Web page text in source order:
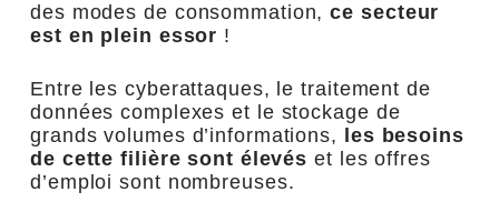
des modes de consommation,ce secteur
est en plein essor !
Entre les cyberattaques, le traitement de
données complexes et le stockage de
grands volumes d’informations,
les besoins
de cette filière sont élevés et les offres
d’emploi sont nombreuses.